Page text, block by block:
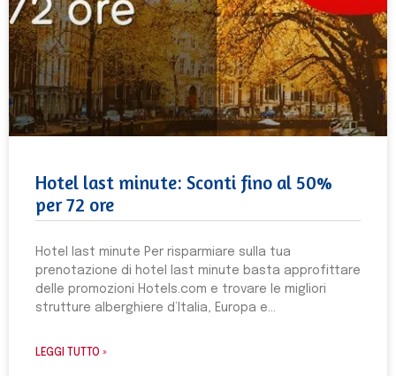
Hotel last minute: Sconti fino al 50%
per 72 ore
Hotel last minute Per risparmiare sulla tua
prenotazione di hotel last minute basta approfittare
delle promozioni Hotels.com e trovare le migliori
strutture alberghiere d’Italia, Europa e
LEGGI TUTTO »